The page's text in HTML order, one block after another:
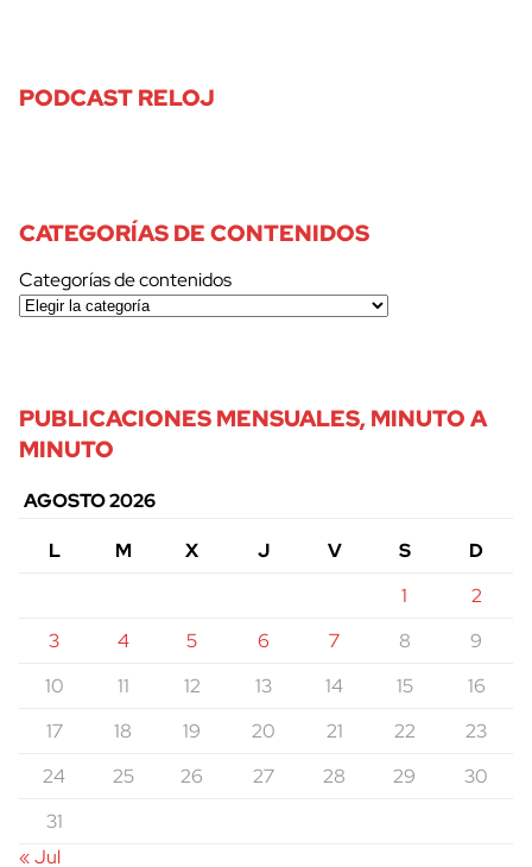
PODCAST RELOJ
CATEGORÍAS DE CONTENIDOS
Categorías de contenidos
PUBLICACIONES MENSUALES, MINUTO A
MINUTO
AGOSTO 2026
L
M X J V S
D
1
2
3
4 5 6 7 8
9
10
11 12 13 14 15
16
17
18 19 20 21 22
23
24
25 26 27 28 29
30
31
« Jul